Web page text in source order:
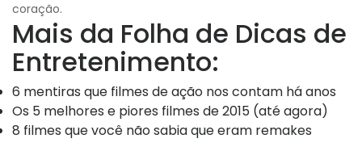
coração.
Mais da Folha de Dicas de
Entretenimento:
6 mentiras que filmes de ação nos contam há anos
Os 5 melhores e piores filmes de 2015 (até agora)
8 filmes que você não sabia que eram remakes